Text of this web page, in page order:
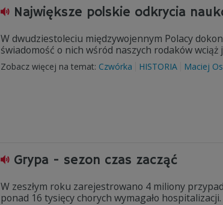
Największe polskie odkrycia
W dwudziestoleciu międzywojennym Polacy
świadomość o nich wśród naszych rodaków wciąż
Zobacz więcej na temat: Czwórka HISTORIA Maciej
Grypa - sezon czas zacząć
W zeszłym roku zarejestrowano 4 miliony
ponad 16 tysięcy chorych wymagało